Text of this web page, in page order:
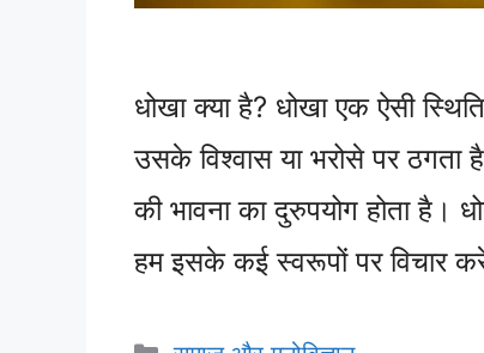
धोखा क्या है? धोखा एक ऐसी
उसके विश्वास या भरोसे पर ठगता
की भावना का दुरुपयोग होता है।
हम इसके कई स्वरूपों पर विचार